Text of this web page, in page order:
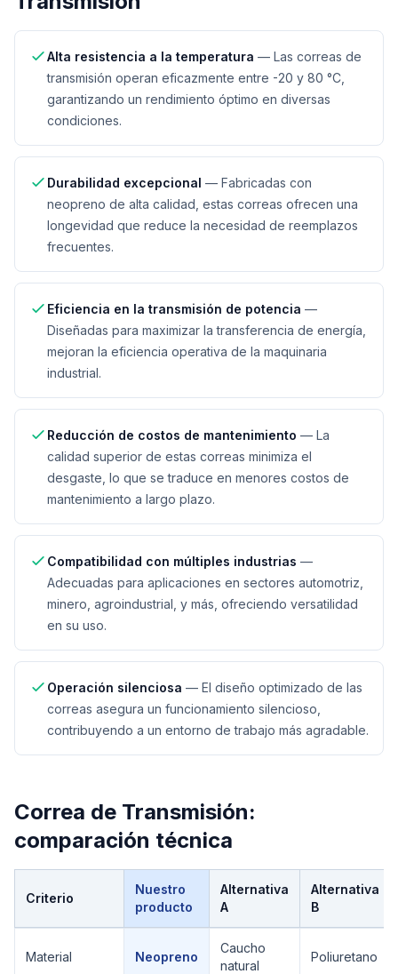
Alta resistencia a la temperatura — Las correas de
transmisión operan eficazmente entre -20 y 80 °C,
garantizando un rendimiento óptimo en diversas
condiciones.
Durabilidad excepcional — Fabricadas con
neopreno de alta calidad, estas correas ofrecen una
longevidad que reduce la necesidad de reemplazos
frecuentes.
Eficiencia en la transmisión de potencia —
Diseñadas para maximizar la transferencia de energía,
mejoran la eficiencia operativa de la maquinaria
industrial.
Reducción de costos de mantenimiento — La
calidad superior de estas correas minimiza el
desgaste, lo que se traduce en menores costos de
mantenimiento a largo plazo.
Compatibilidad con múltiples industrias —
Adecuadas para aplicaciones en sectores automotriz,
minero, agroindustrial, y más, ofreciendo versatilidad
en su uso.
Operación silenciosa — El diseño optimizado de las
correas asegura un funcionamiento silencioso,
contribuyendo a un entorno de trabajo más agradable.
Correa de Transmisión:
comparación técnica
Criterio
Nuestro
producto
Alternativa
A
Alternativa
B
Material Neopreno
Caucho
natural
Poliuretano